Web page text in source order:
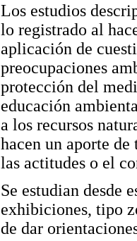
Los estudios
lo registrado al
aplicación de
preocupaciones
protección del
educación
a los recursos
hacen un aporte
las actitudes o el
Se estudian desde
exhibiciones, tipo
de dar